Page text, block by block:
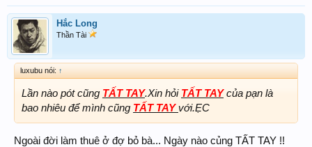
Hắc Long
Thần Tài
luxubu nói: ↑
Lần nào pót cũng TẤT TAY.Xin hỏi TẤT TAYcủa pạn là
bao nhiêu để mình cũng TẤT TAY với.ẸC
Ngoài đời làm thuê ở đợ bỏ bà... Ngày nào củng TẤT TAY !!